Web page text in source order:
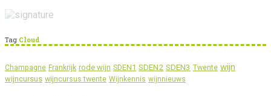
Tag Cloud
Champagne Frankrijk rode wijn SDEN1 SDEN2 SDEN3 Twente wijn
wijncursus wijncursus twente Wijnkennis wijnnieuws